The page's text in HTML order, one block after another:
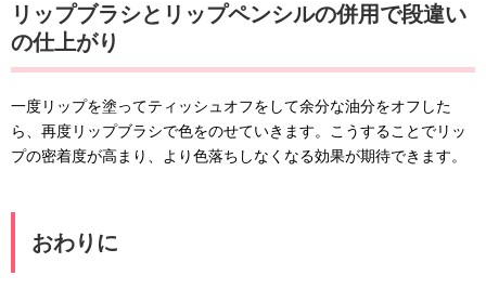
リップブラシとリップペンシルの併用で段違い
の仕上がり
一度リップを塗ってティッシュオフをして余分な油分をオフした
ら、再度リップブラシで色をのせていきます。こうすることでリッ
プの密着度が高まり、より色落ちしなくなる効果が期待できます。
おわりに